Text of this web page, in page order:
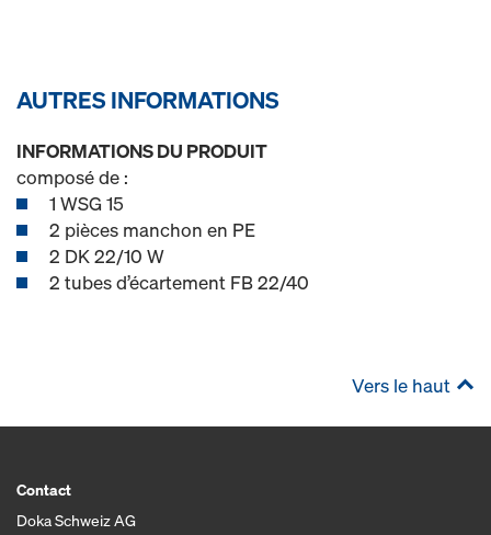
AUTRES INFORMATIONS
INFORMATIONS DU PRODUIT
composé de :
1 WSG 15
2 pièces manchon en PE
2 DK 22/10 W
2 tubes d’écartement FB 22/40
Vers le haut
Contact
Doka Schweiz AG